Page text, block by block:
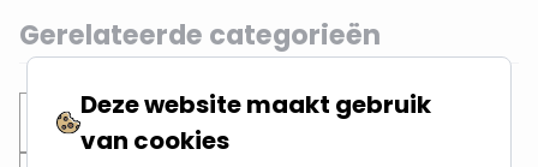
Gerelateerde categorieën
Inbouwspots Ronde spots
Deze website maakt gebruik
van cookies